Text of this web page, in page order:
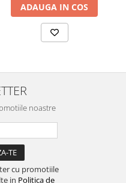
ADAUGA IN COS
noastre
cu promotiile
in Politica de